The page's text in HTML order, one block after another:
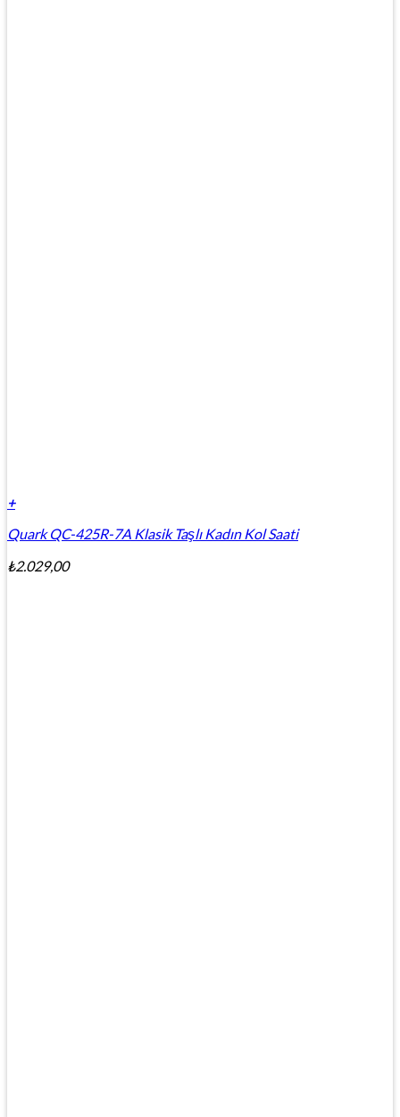
+
Quark QC-425R-7A Klasik Taşlı Kadın Kol Saati
₺2.029,00